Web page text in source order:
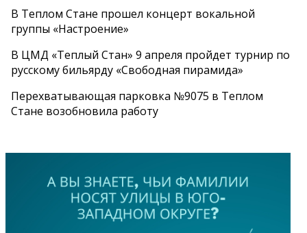
В Теплом Стане прошел концерт вокальной
группы «Настроение»
В ЦМД «Теплый Стан» 9 апреля пройдет турнир по
русскому бильярду «Свободная пирамида»
Перехватывающая парковка №9075 в Теплом
Стане возобновила работу